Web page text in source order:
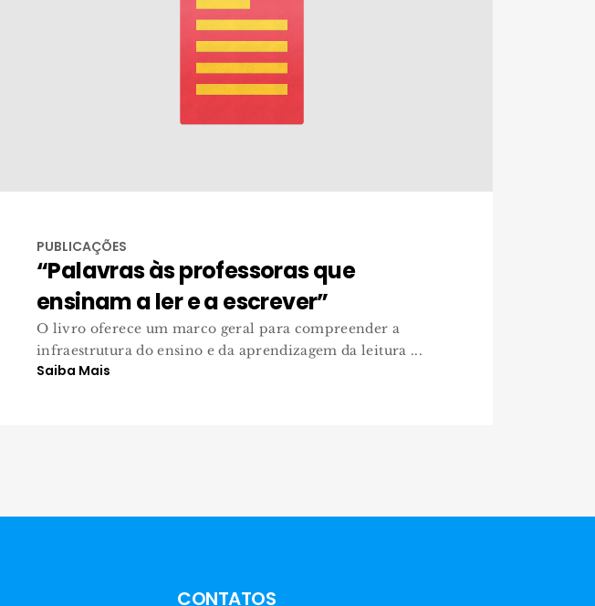
PUBLICAÇÕES
“Palavras às professoras que
ensinam a ler e a escrever”
O livro oferece um marco geral para compreender a
infraestrutura do ensino e da aprendizagem da leitura ...
Saiba Mais
CONTATOS